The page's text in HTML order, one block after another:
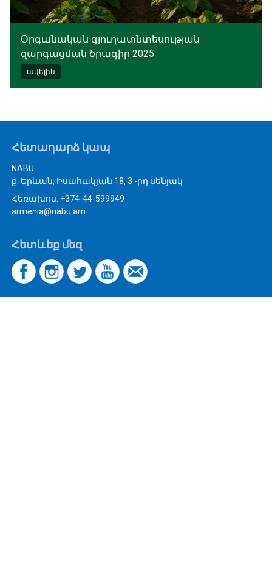
Օրգանական գյուղատնտեսության
զարգացման ծրագիր 2025
ավելին
Հետադարձ կապ
NABU
ք. Երևան, Իսահակյան 18, 3 -րդ սենյակ
Հեռախոս. +374-44-599949
armenia@nabu.am
Հետևեք մեզ